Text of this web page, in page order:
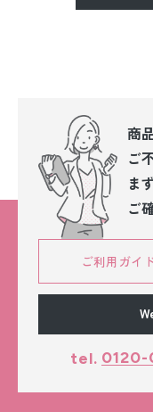
商
ご
ま
ご
ご利用ガイ
tel.